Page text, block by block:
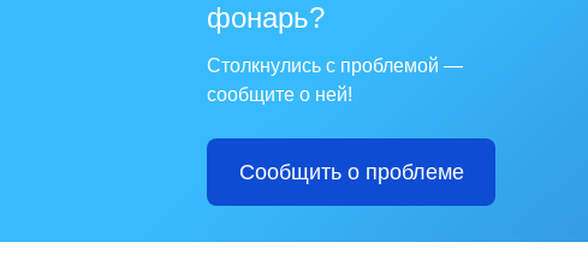
фонарь?
Столкнулись с проблемой —
сообщите о ней!
Сообщить о проблеме